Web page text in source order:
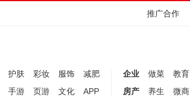
推广合作
护肤 彩妆 服饰
减肥
手游 页游 文化 APP
企业 做菜
教育
房产
养生 微商